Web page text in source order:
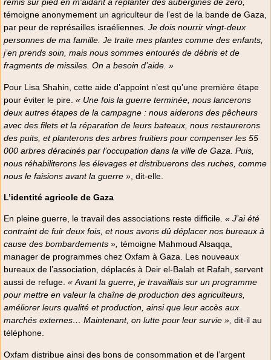
témoigne anonymement un agriculteur de l’est de la bande de Gaza,
par peur de représailles israéliennes. Je dois nourrir vingt-deux
personnes de ma famille. Je traite mes plantes comme des enfants,
j’en prends soin, mais nous sommes entourés de débris et de
fragments de missiles. On a besoin d’aide. »
Pour Lisa Shahin, cette aide d’appoint n’est qu’une première étape
pour éviter le pire. « Une fois la guerre terminée, nous lancerons
deux autres étapes de la campagne : nous aiderons des pêcheurs
avec des filets et la réparation de leurs bateaux, nous restaurerons
des puits, et planterons des arbres fruitiers pour compenser les 55
000 arbres déracinés par l’occupation dans la ville de Gaza. Puis,
nous réhabiliterons les élevages et distribuerons des ruches, comme
nous le faisions avant la guerre » , dit-elle.
L’identité agricole de Gaza
En pleine guerre, le travail des associations reste difficile. « J’ai été
contraint de fuir deux fois, et nous avons dû déplacer nos bureaux à
cause des bombardements », témoigne Mahmoud Alsaqqa,
manager de programmes chez Oxfam à Gaza. Les nouveaux
bureaux de l’association, déplacés à Deir el-Balah et Rafah, servent
aussi de refuge. « Avant la guerre, je travaillais sur un programme
pour mettre en valeur la chaîne de production des agriculteurs,
améliorer leurs qualité et production, ainsi que leur accès aux
marchés externes… Maintenant, on lutte pour leur survie », dit-il au
téléphone.
Oxfam distribue ainsi des bons de consommation et de l’argent